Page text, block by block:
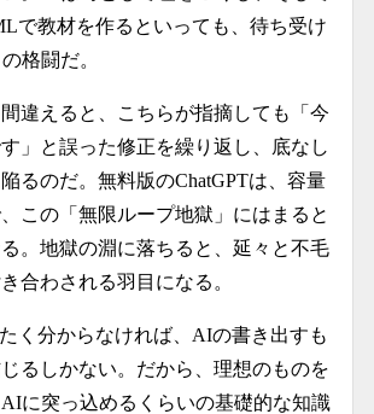
で教材を作るといっても、待ち受け
格闘だ。
違えると、こちらが指摘しても「今
」と誤った修正を繰り返し、底なし
るのだ。無料版のChatGPTは、容量
この「無限ループ地獄」にはまると
。地獄の淵に落ちると、延々と不毛
合わされる羽目になる。
く分からなければ、AIの書き出すも
るしかない。だから、理想のものを
に突っ込めるくらいの基礎的な知識